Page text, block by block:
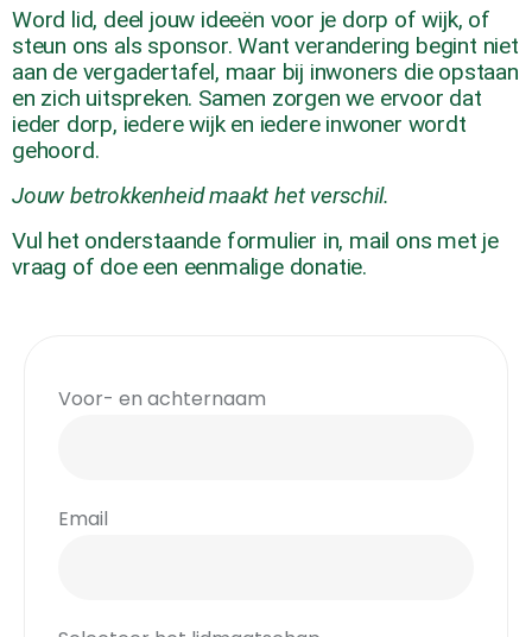
Word lid, deel jouw ideeën voor je dorp of wijk, of
steun ons als sponsor. Want verandering begint niet
aan de vergadertafel, maar bij inwoners die opstaan
en zich uitspreken. Samen zorgen we ervoor dat
ieder dorp, iedere wijk en iedere inwoner wordt
gehoord.
Jouw betrokkenheid maakt het verschil.
Vul het onderstaande formulier in, mail ons met je
vraag of doe een eenmalige donatie.
Voor- en achternaam
Email